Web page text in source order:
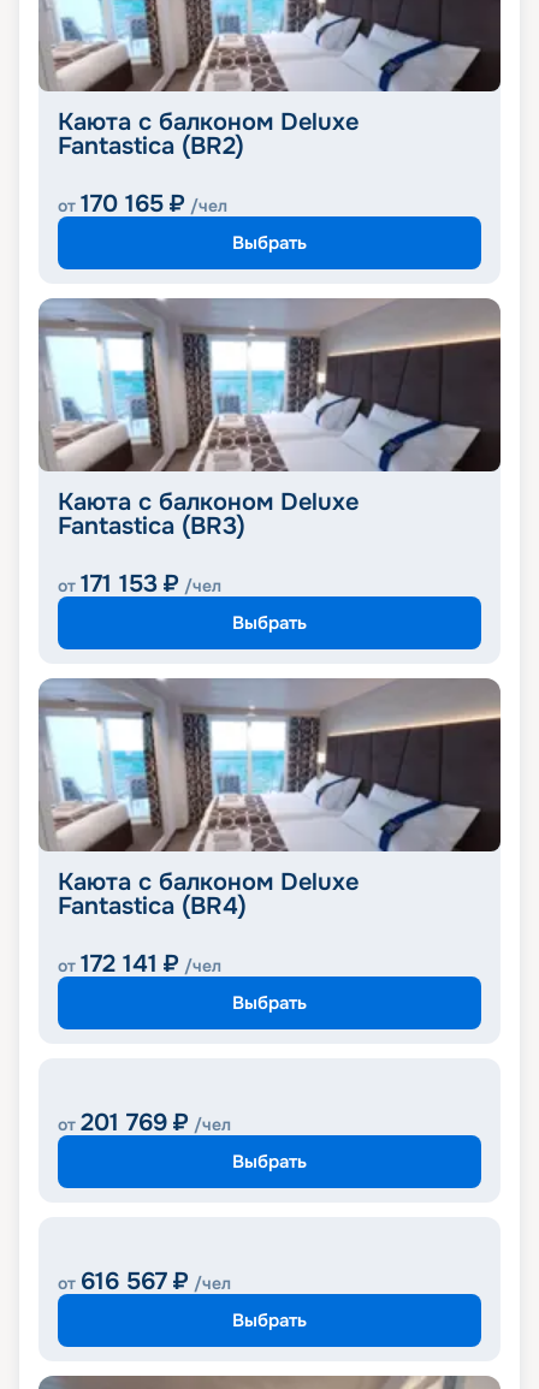
Каюта с балконом Deluxe
Fantastica (BR2)
от 170 165 ₽ /чел
Выбрать
Каюта с балконом Deluxe
Fantastica (BR3)
от 171 153 ₽ /чел
Выбрать
Каюта с балконом Deluxe
Fantastica (BR4)
от 172 141 ₽ /чел
Выбрать
от 201 769 ₽ /чел
Выбрать
от 616 567 ₽ /чел
Выбрать